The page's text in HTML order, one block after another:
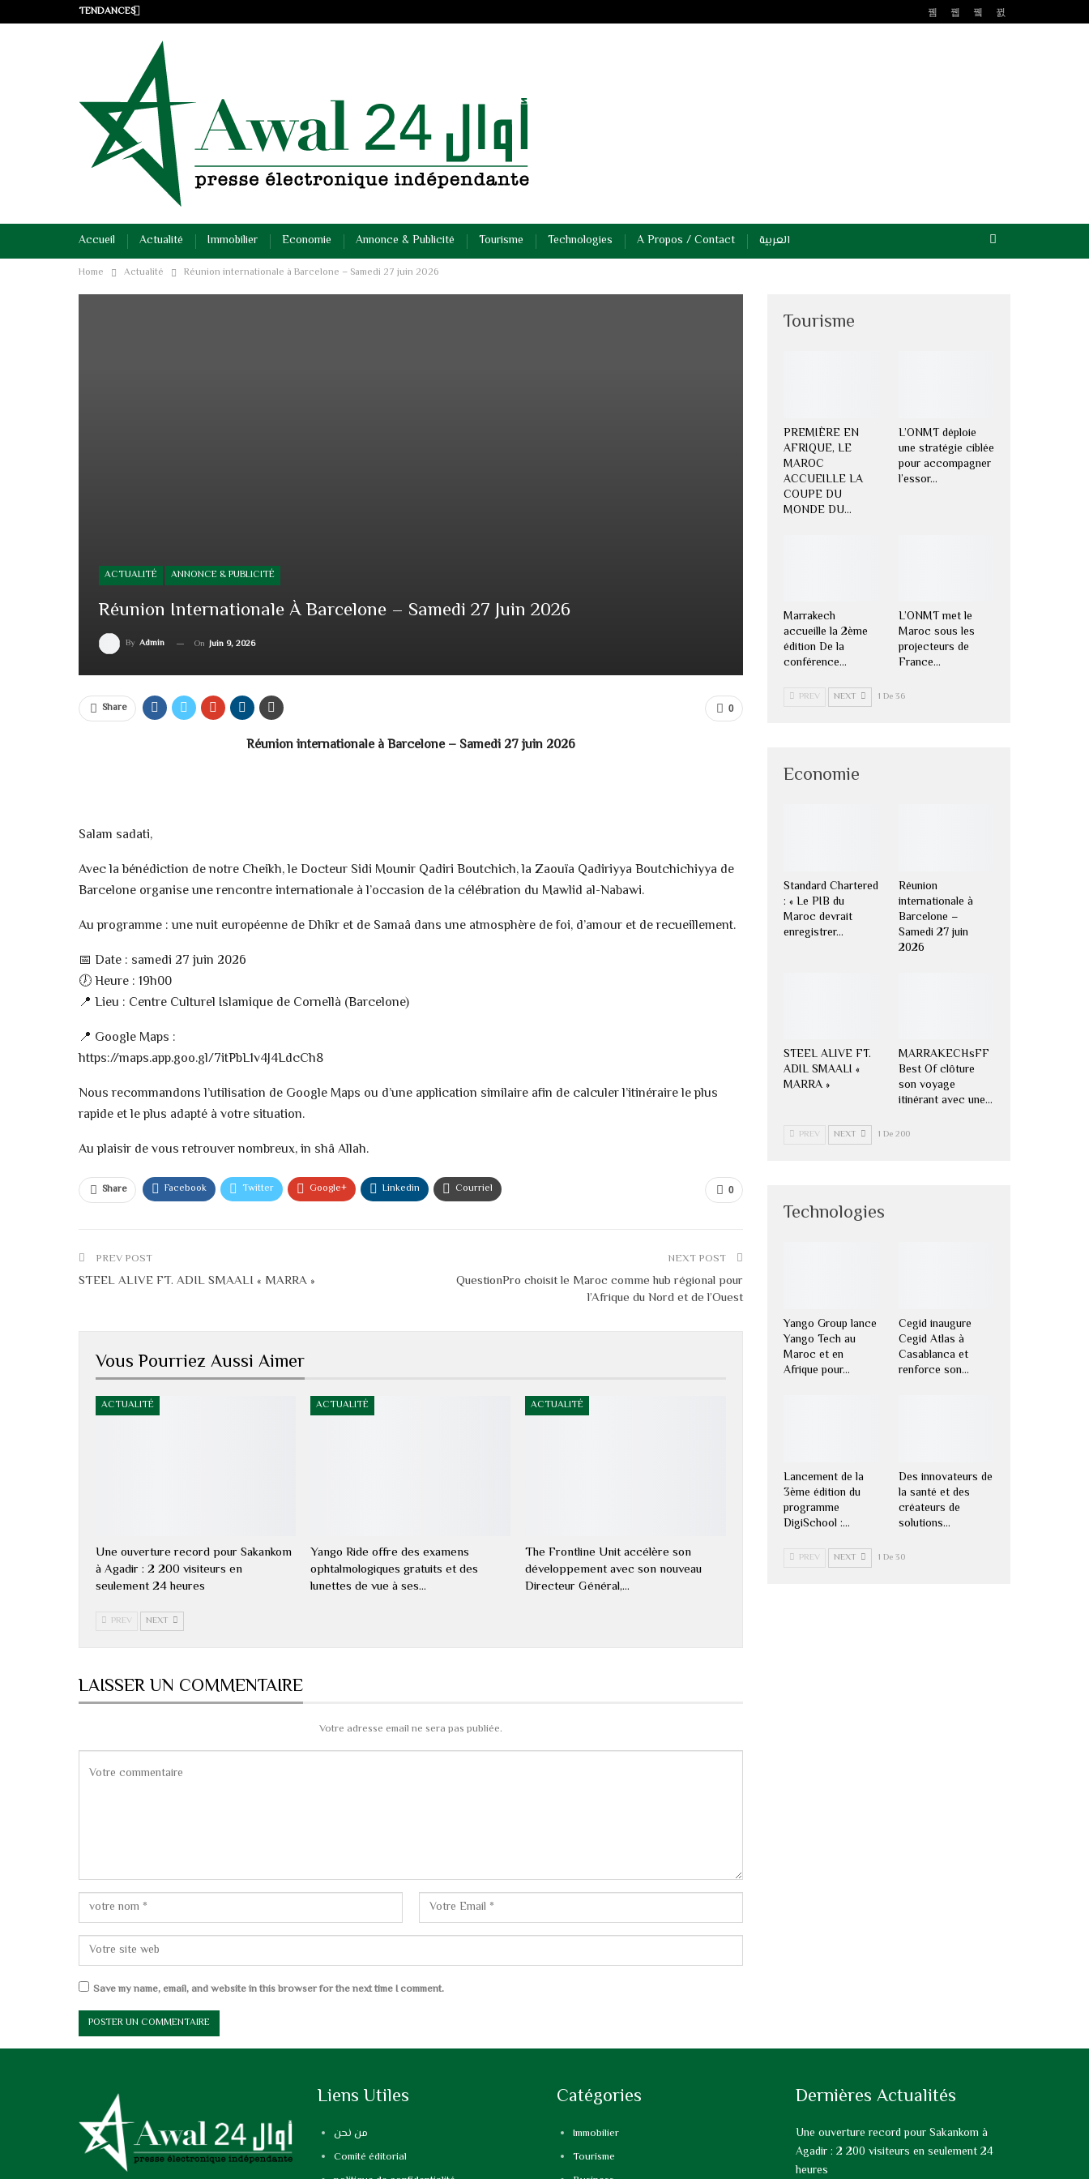
TENDANCES
Accueil Actualité Immobilier Economie Annonce & Publicité Tourisme Technologies A Propos / Contact العربية
Home Actualité Réunion internationale à Barcelone – Samedi 27 juin 2026
ACTUALITÉ ANNONCE & PUBLICITÉ
Réunion Internationale À Barcelone – Samedi 27 Juin 2026
By Admin On Juin 9, 2026
0
Share
Réunion internationale à Barcelone – Samedi 27 juin 2026
Salam sadati,
Avec la bénédiction de notre Cheikh, le Docteur Sidi Mounir Qadiri Boutchich, la Zaouïa Qadiriyya Boutchichiyya de
Barcelone organise une rencontre internationale à l’occasion de la célébration du Mawlid al-Nabawi.
Au programme : une nuit européenne de Dhikr et de Samaâ dans une atmosphère de foi, d’amour et de recueillement.
📅 Date : samedi 27 juin 2026
🕖 Heure : 19h00
📍 Lieu : Centre Culturel Islamique de Cornellà (Barcelone)
📍 Google Maps :
https://maps.app.goo.gl/7itPbL1v4J4LdcCh8
Nous recommandons l’utilisation de Google Maps ou d’une application similaire afin de calculer l’itinéraire le plus
rapide et le plus adapté à votre situation.
Au plaisir de vous retrouver nombreux, in shâ Allah.
0
Share Facebook Twitter Google+ Linkedin Courriel
PREV POST
STEEL ALIVE FT. ADIL SMAALI « MARRA »
NEXT POST
QuestionPro choisit le Maroc comme hub régional pour
l’Afrique du Nord et de l’Ouest
Vous Pourriez Aussi Aimer
ACTUALITÉ
Une ouverture record pour Sakankom
à Agadir : 2 200 visiteurs en
seulement 24 heures
ACTUALITÉ
Yango Ride offre des examens
ophtalmologiques gratuits et des
lunettes de vue à ses…
ACTUALITÉ
The Frontline Unit accélère son
développement avec son nouveau
Directeur Général,…
PREV NEXT
LAISSER UN COMMENTAIRE
Votre adresse email ne sera pas publiée.
Save my name, email, and website in this browser for the next time I comment.
Tourisme
PREMIÈRE EN
AFRIQUE, LE
MAROC
ACCUEILLE LA
COUPE DU
MONDE DU…
L’ONMT déploie
une stratégie ciblée
pour accompagner
l’essor…
Marrakech
accueille la 2ème
édition De la
conférence…
L’ONMT met le
Maroc sous les
projecteurs de
France…
PREV NEXT 1 De 36
Economie
Standard Chartered
: « Le PIB du
Maroc devrait
enregistrer…
Réunion
internationale à
Barcelone –
Samedi 27 juin
2026
STEEL ALIVE FT.
ADIL SMAALI «
MARRA »
MARRAKECHsFF
Best Of clôture
son voyage
itinérant avec une…
PREV NEXT 1 De 200
Technologies
Yango Group lance
Yango Tech au
Maroc et en
Afrique pour…
Cegid inaugure
Cegid Atlas à
Casablanca et
renforce son…
Lancement de la
3ème édition du
programme
DigiSchool :…
Des innovateurs de
la santé et des
créateurs de
solutions…
PREV NEXT 1 De 30
Liens Utiles
من نحن
Comité éditorial
Catégories
Immobilier
Tourisme
Dernières Actualités
Une ouverture record pour Sakankom à
Agadir : 2 200 visiteurs en seulement 24
heures